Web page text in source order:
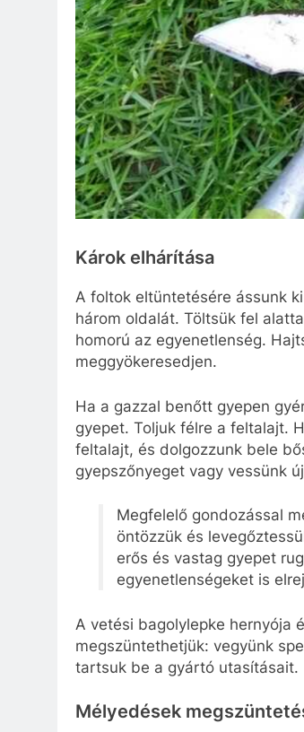
Károk elhárítása
A foltok eltüntetésére ássunk
három oldalát. Töltsük fel
homorú az egyenetlenség.
meggyökeresedjen.
Ha a gazzal benőtt gyepen
gyepet. Toljuk félre a feltalajt.
feltalajt, és dolgozzunk bele
gyepszőnyeget vagy vessünk
Megfelelő gondozással
öntözzük és
erős és vastag gyepet
egyenetlenségeket is
A vetési bagolylepke hernyója
megszüntethetjük: vegyünk
tartsuk be a gyártó utasításait.
Mélyedések